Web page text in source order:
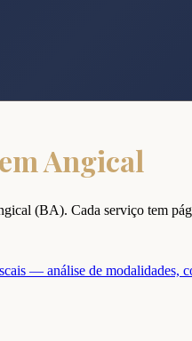
emAngical
(BA). Cada serviço tem
— análise de modalidades,